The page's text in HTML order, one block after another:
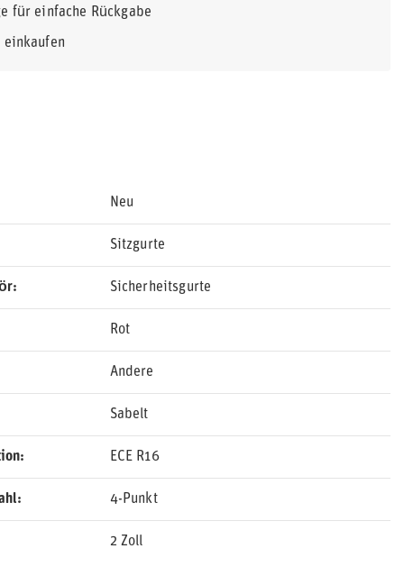
für einfache Rückgabe
einkaufen
Neu
Sitzgurte
Sicherheitsgurte
Rot
Andere
Sabelt
ECE R16
4-Punkt
2 Zoll